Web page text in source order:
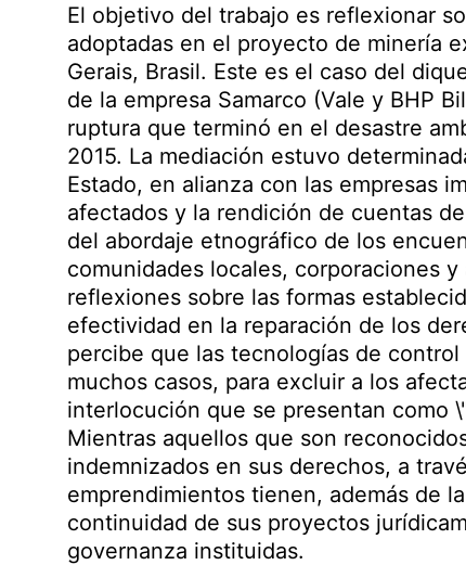
El objetivo del trabajo es reflexionar
adoptadas en el proyecto de minería
Gerais, Brasil. Este es el caso del
de la empresa Samarco (Vale y BHP
ruptura que terminó en el desastre
2015. La mediación estuvo
Estado, en alianza con las empresas
afectados y la rendición de cuentas
del abordaje etnográfico de los
comunidades locales, corporaciones
reflexiones sobre las formas
efectividad en la reparación de los
percibe que las tecnologías de
muchos casos, para excluir a los
interlocución que se presentan como
Mientras aquellos que son
indemnizados en sus derechos, a
emprendimientos tienen, además de
continuidad de sus proyectos
governanza instituidas.